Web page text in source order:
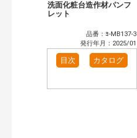
洗面化粧台造作材パンフ
レット
品番：ﾖ-MB137-3
発行年月：2025/01
目次 カタログ